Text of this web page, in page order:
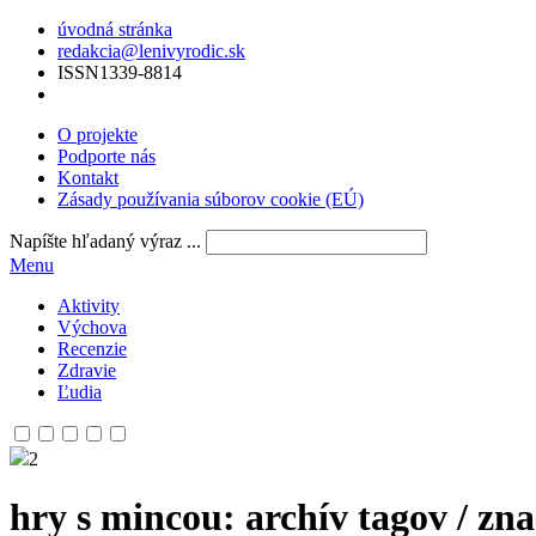
úvodná stránka
redakcia@lenivyrodic.sk
ISSN1339-8814
O projekte
Podporte nás
Kontakt
Zásady používania súborov cookie (EÚ)
Napíšte hľadaný výraz ...
Menu
Aktivity
Výchova
Recenzie
Zdravie
Ľudia
2
hry s mincou: archív tagov /